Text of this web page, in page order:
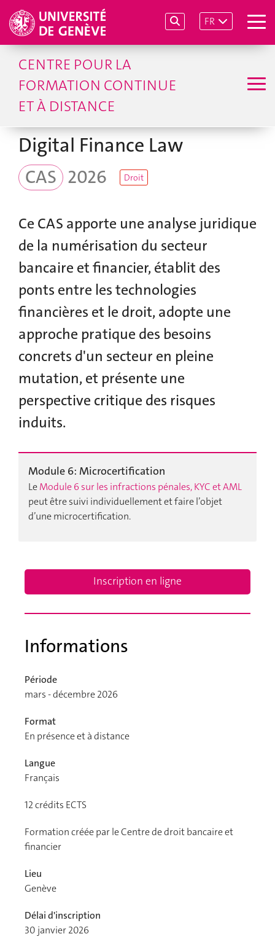
FR
CENTRE POUR LA
FORMATION CONTINUE
ET À DISTANCE
Digital Finance Law
CAS 2026 Droit
Ce CAS apporte une analyse juridique
de la numérisation du secteur
bancaire et financier, établit des
ponts entre les technologies
financières et le droit, adopte une
approche pratique des besoins
concrets d'un secteur en pleine
mutation, et présente une
perspective critique des risques
induits.
Module 6: Microcertification
LeModule 6 sur les infractions pénales, KYC et AML
peut être suivi individuellement et faire l’objet
d’une microcertification.
Inscription en ligne
Informations
Période
mars - décembre 2026
Format
En présence et à distance
Langue
Français
12crédits ECTS
Formation créée par le Centre de droit bancaire et
financier
Lieu
Genève
Délai d'inscription
30 janvier 2026